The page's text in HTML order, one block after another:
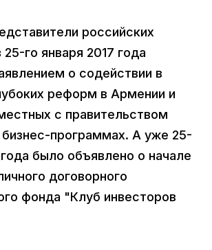
российских
го января 2017 года
о содействии в
реформ в Армении и
с правительством
бизнес-программах. А уже 25-
было объявлено о начале
договорного
фонда "Клуб инвесторов